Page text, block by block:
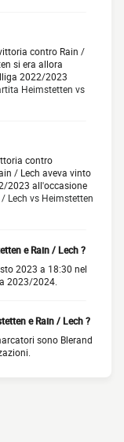
contro Rain /
si era allora
2022/2023
Heimstetten vs
contro
/ Lech aveva vinto
2023 all'occasione
Lech vs Heimstetten
e Rain / Lech ?
2023 a 18:30 nel
2023/2024.
e Rain / Lech ?
sono Blerand